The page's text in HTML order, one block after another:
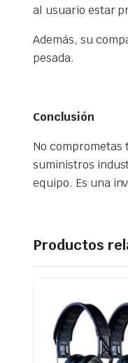
al usuario estar
Además, su
pesada.
Conclusión
No comprometas
suministros
equipo. Es una
Productos